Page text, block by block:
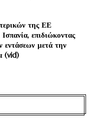
της ΕΕ
επιδιώκοντας
εντάσεων μετά την
(vid)